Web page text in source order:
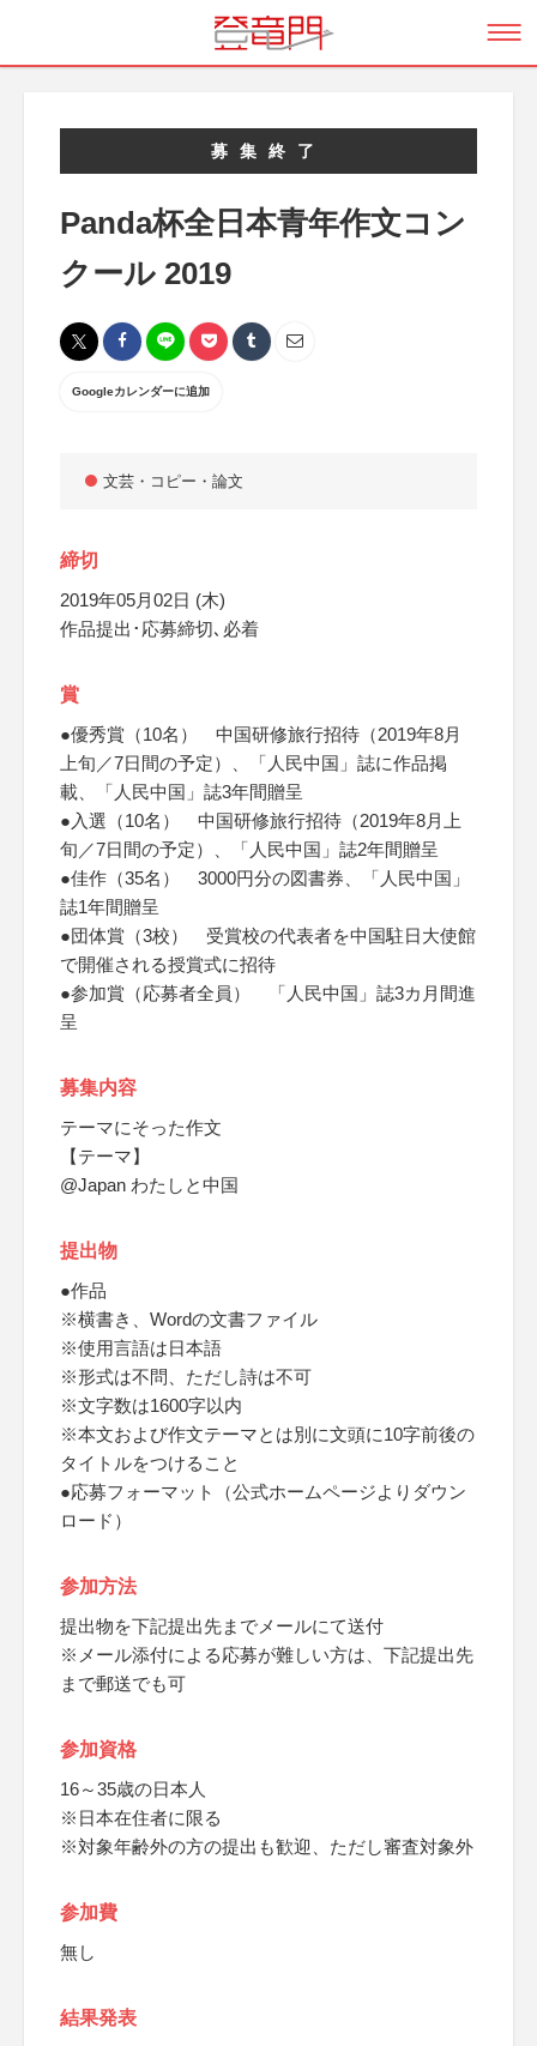
募集終了
Panda杯全日本青年作文コン
クール 2019
Googleカレンダーに追加
文芸・コピー・論文
締切
2019年05月02日 (木)
作品提出･応募締切､必着
賞
●優秀賞（10名） 中国研修旅行招待（2019年8月
上旬／7日間の予定）、「人民中国」誌に作品掲
載、「人民中国」誌3年間贈呈
●入選（10名） 中国研修旅行招待（2019年8月上
旬／7日間の予定）、「人民中国」誌2年間贈呈
●佳作（35名） 3000円分の図書券、「人民中国」
誌1年間贈呈
●団体賞（3校） 受賞校の代表者を中国駐日大使館
で開催される授賞式に招待
●参加賞（応募者全員） 「人民中国」誌3カ月間進
呈
募集内容
テーマにそった作文
【テーマ】
@Japan わたしと中国
提出物
●作品
※横書き、Wordの文書ファイル
※使用言語は日本語
※形式は不問、ただし詩は不可
※文字数は1600字以内
※本文および作文テーマとは別に文頭に10字前後の
タイトルをつけること
●応募フォーマット（公式ホームページよりダウン
ロード）
参加方法
提出物を下記提出先までメールにて送付
※メール添付による応募が難しい方は、下記提出先
まで郵送でも可
参加資格
16～35歳の日本人
※日本在住者に限る
※対象年齢外の方の提出も歓迎、ただし審査対象外
参加費
無し
結果発表